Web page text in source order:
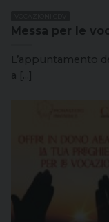
Messa per le
L’appuntamento
a [...]